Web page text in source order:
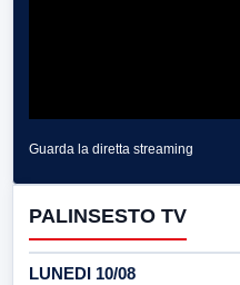
Guarda la diretta streaming
PALINSESTO TV
LUNEDI 10/08